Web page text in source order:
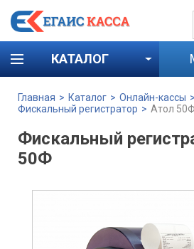
+7
КАТАЛОГ
Главная > Каталог > Онлайн-кассы >
Фискальный регистратор > Атол 50Ф
Фискальный
50Ф